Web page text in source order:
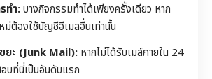
ทำ:บางกิจกรรมทำได้เพียงครั้งเดียว หาก
ม่ต้องใช้บัญชีอีเมลอื่นเท่านั้น
ยะ (Junk Mail): หากไม่ได้รับเมล์ภายใน 24
บที่นี่เป็นอันดับแรก